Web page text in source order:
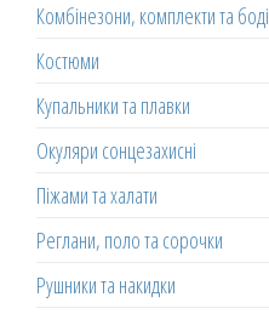
Комбінезони, комплекти та боді
Костюми
Купальники та плавки
Окуляри сонцезахисні
Піжами та халати
Реглани, поло та сорочки
Рушники та накидки